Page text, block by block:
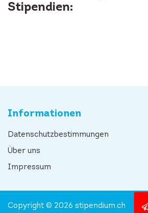
Stipendien:
Informationen
Datenschutzbestimmungen
Über uns
Impressum
Copyright © 2026 stipendium.ch